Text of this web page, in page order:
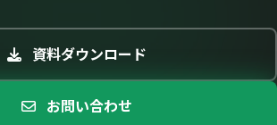
資料ダウンロード
お問い合わせ